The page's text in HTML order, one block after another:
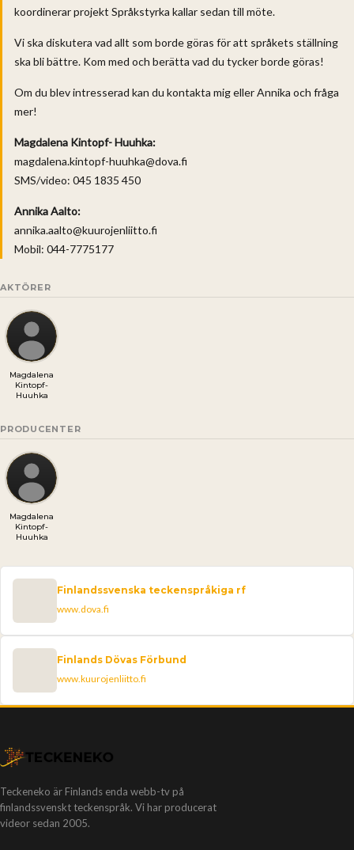
koordinerar projekt Språkstyrka kallar sedan till möte.
Vi ska diskutera vad allt som borde göras för att språkets ställning
ska bli bättre. Kom med och berätta vad du tycker borde göras!
Om du blev intresserad kan du kontakta mig eller Annika och fråga
mer!
Magdalena Kintopf- Huuhka:
magdalena.kintopf-huuhka@dova.fi
SMS/video: 045 1835 450
Annika Aalto:
annika.aalto@kuurojenliitto.fi
Mobil: 044-7775177
AKTÖRER
Magdalena
Kintopf-
Huuhka
PRODUCENTER
Magdalena
Kintopf-
Huuhka
Finlandssvenska teckenspråkiga rf
www.dova.fi
Finlands Dövas Förbund
www.kuurojenliitto.fi
Teckeneko är Finlands enda webb-tv på
finlandssvenskt teckenspråk. Vi har producerat
videor sedan 2005.